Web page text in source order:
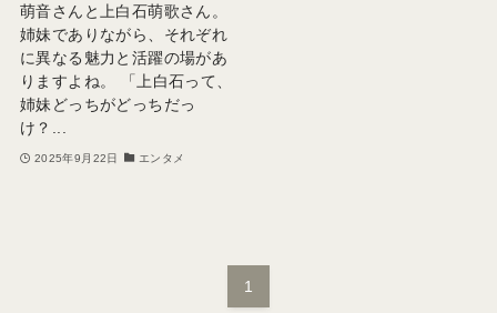
萌音さんと上白石萌歌さん。
姉妹でありながら、それぞれ
に異なる魅力と活躍の場があ
りますよね。 「上白石って、
姉妹どっちがどっちだっ
け？...
2025年9月22日 エンタメ
1